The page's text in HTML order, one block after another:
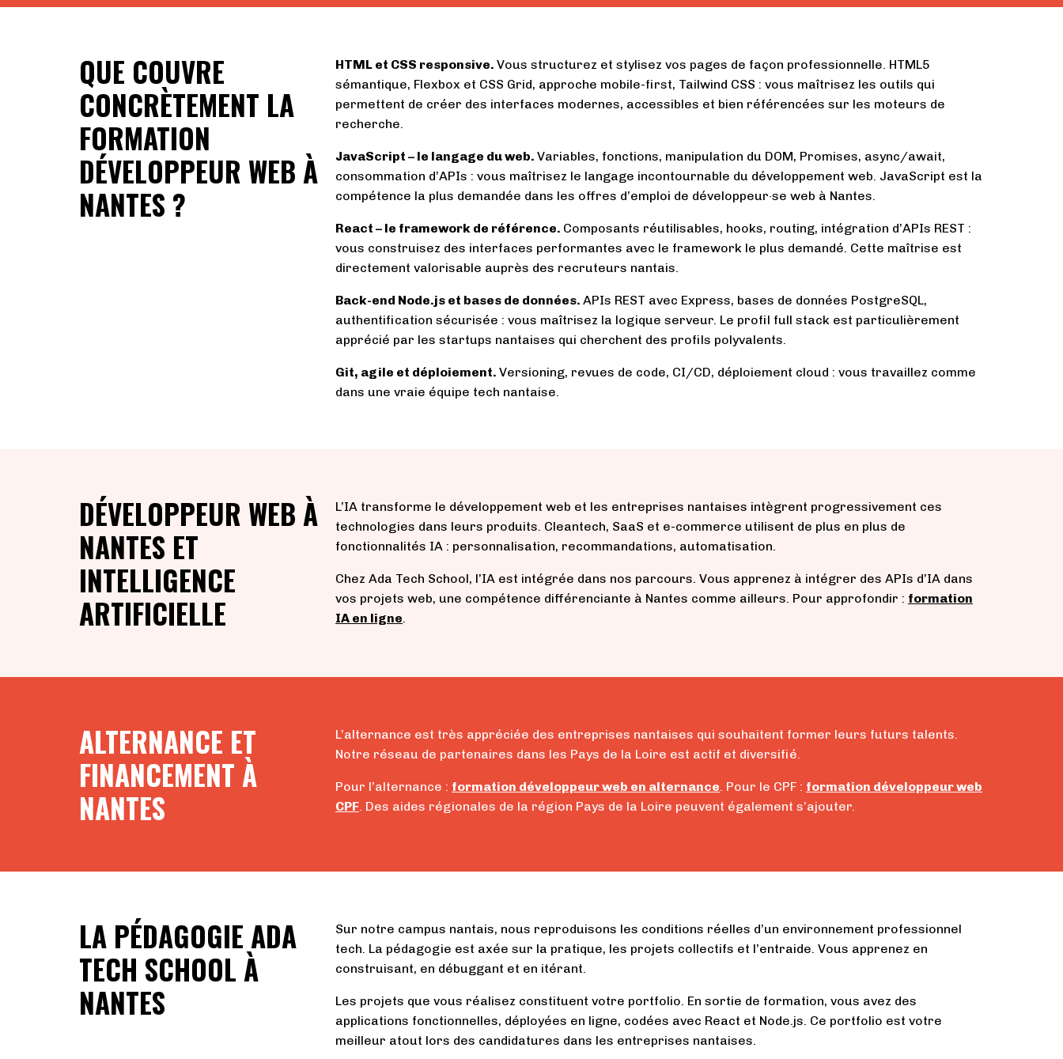
QUE COUVRE
CONCRÈTEMENT LA
FORMATION
DÉVELOPPEUR WEB À
NANTES ?
HTML et CSS responsive. Vous structurez et stylisez vos pages de façon professionnelle. HTML5
sémantique, Flexbox et CSS Grid, approche mobile-first, Tailwind CSS : vous maîtrisez les outils qui
permettent de créer des interfaces modernes, accessibles et bien référencées sur les moteurs de
recherche.
JavaScript – le langage du web. Variables, fonctions, manipulation du DOM, Promises, async/await,
consommation d’APIs : vous maîtrisez le langage incontournable du développement web. JavaScript est la
compétence la plus demandée dans les offres d’emploi de développeur·se web à Nantes.
React – le framework de référence. Composants réutilisables, hooks, routing, intégration d’APIs REST :
vous construisez des interfaces performantes avec le framework le plus demandé. Cette maîtrise est
directement valorisable auprès des recruteurs nantais.
Back-end Node.js et bases de données. APIs REST avec Express, bases de données PostgreSQL,
authentification sécurisée : vous maîtrisez la logique serveur. Le profil full stack est particulièrement
apprécié par les startups nantaises qui cherchent des profils polyvalents.
Git, agile et déploiement. Versioning, revues de code, CI/CD, déploiement cloud : vous travaillez comme
dans une vraie équipe tech nantaise.
DÉVELOPPEUR WEB À
NANTES ET
INTELLIGENCE
ARTIFICIELLE
L’IA transforme le développement web et les entreprises nantaises intègrent progressivement ces
technologies dans leurs produits. Cleantech, SaaS et e-commerce utilisent de plus en plus de
fonctionnalités IA : personnalisation, recommandations, automatisation.
Chez Ada Tech School, l’IA est intégrée dans nos parcours. Vous apprenez à intégrer des APIs d’IA dans
vos projets web, une compétence différenciante à Nantes comme ailleurs. Pour approfondir : formation
IA en ligne.
ALTERNANCE ET
FINANCEMENT À
NANTES
L’alternance est très appréciée des entreprises nantaises qui souhaitent former leurs futurs talents.
Notre réseau de partenaires dans les Pays de la Loire est actif et diversifié.
Pour l’alternance : formation développeur web en alternance. Pour le CPF : formation développeur web
CPF. Des aides régionales de la région Pays de la Loire peuvent également s’ajouter.
LA PÉDAGOGIE ADA
TECH SCHOOL À
NANTES
Sur notre campus nantais, nous reproduisons les conditions réelles d’un environnement professionnel
tech. La pédagogie est axée sur la pratique, les projets collectifs et l’entraide. Vous apprenez en
construisant, en débuggant et en itérant.
Les projets que vous réalisez constituent votre portfolio. En sortie de formation, vous avez des
applications fonctionnelles, déployées en ligne, codées avec React et Node.js. Ce portfolio est votre
meilleur atout lors des candidatures dans les entreprises nantaises.